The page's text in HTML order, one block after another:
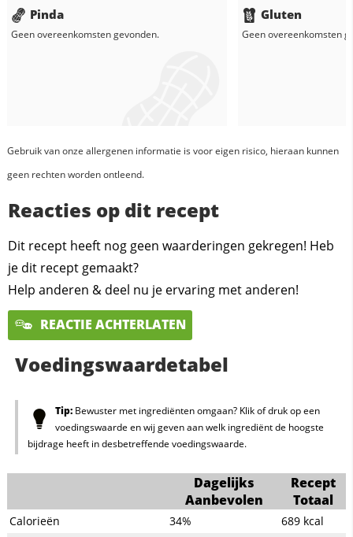
Pinda
Geen overeenkomsten gevonden.
Gluten
Geen overeenkomsten
Gebruik van onze allergenen informatie is voor eigen risico, hieraan kunnen
geen rechten worden ontleend.
Reacties op dit recept
Dit recept heeft nog geen waarderingen gekregen! Heb
je dit recept gemaakt?
Help anderen & deel nu je ervaring met anderen!
REACTIE ACHTERLATEN
Voedingswaardetabel
Tip:Bewuster met ingrediënten omgaan? Klik of druk op een
voedingswaarde en wij geven aan welk ingrediënt de hoogste
bijdrage heeft in desbetreffende voedingswaarde.
Dagelijks
Aanbevolen
Recept
Totaal
Calorieën 34% 689 kcal